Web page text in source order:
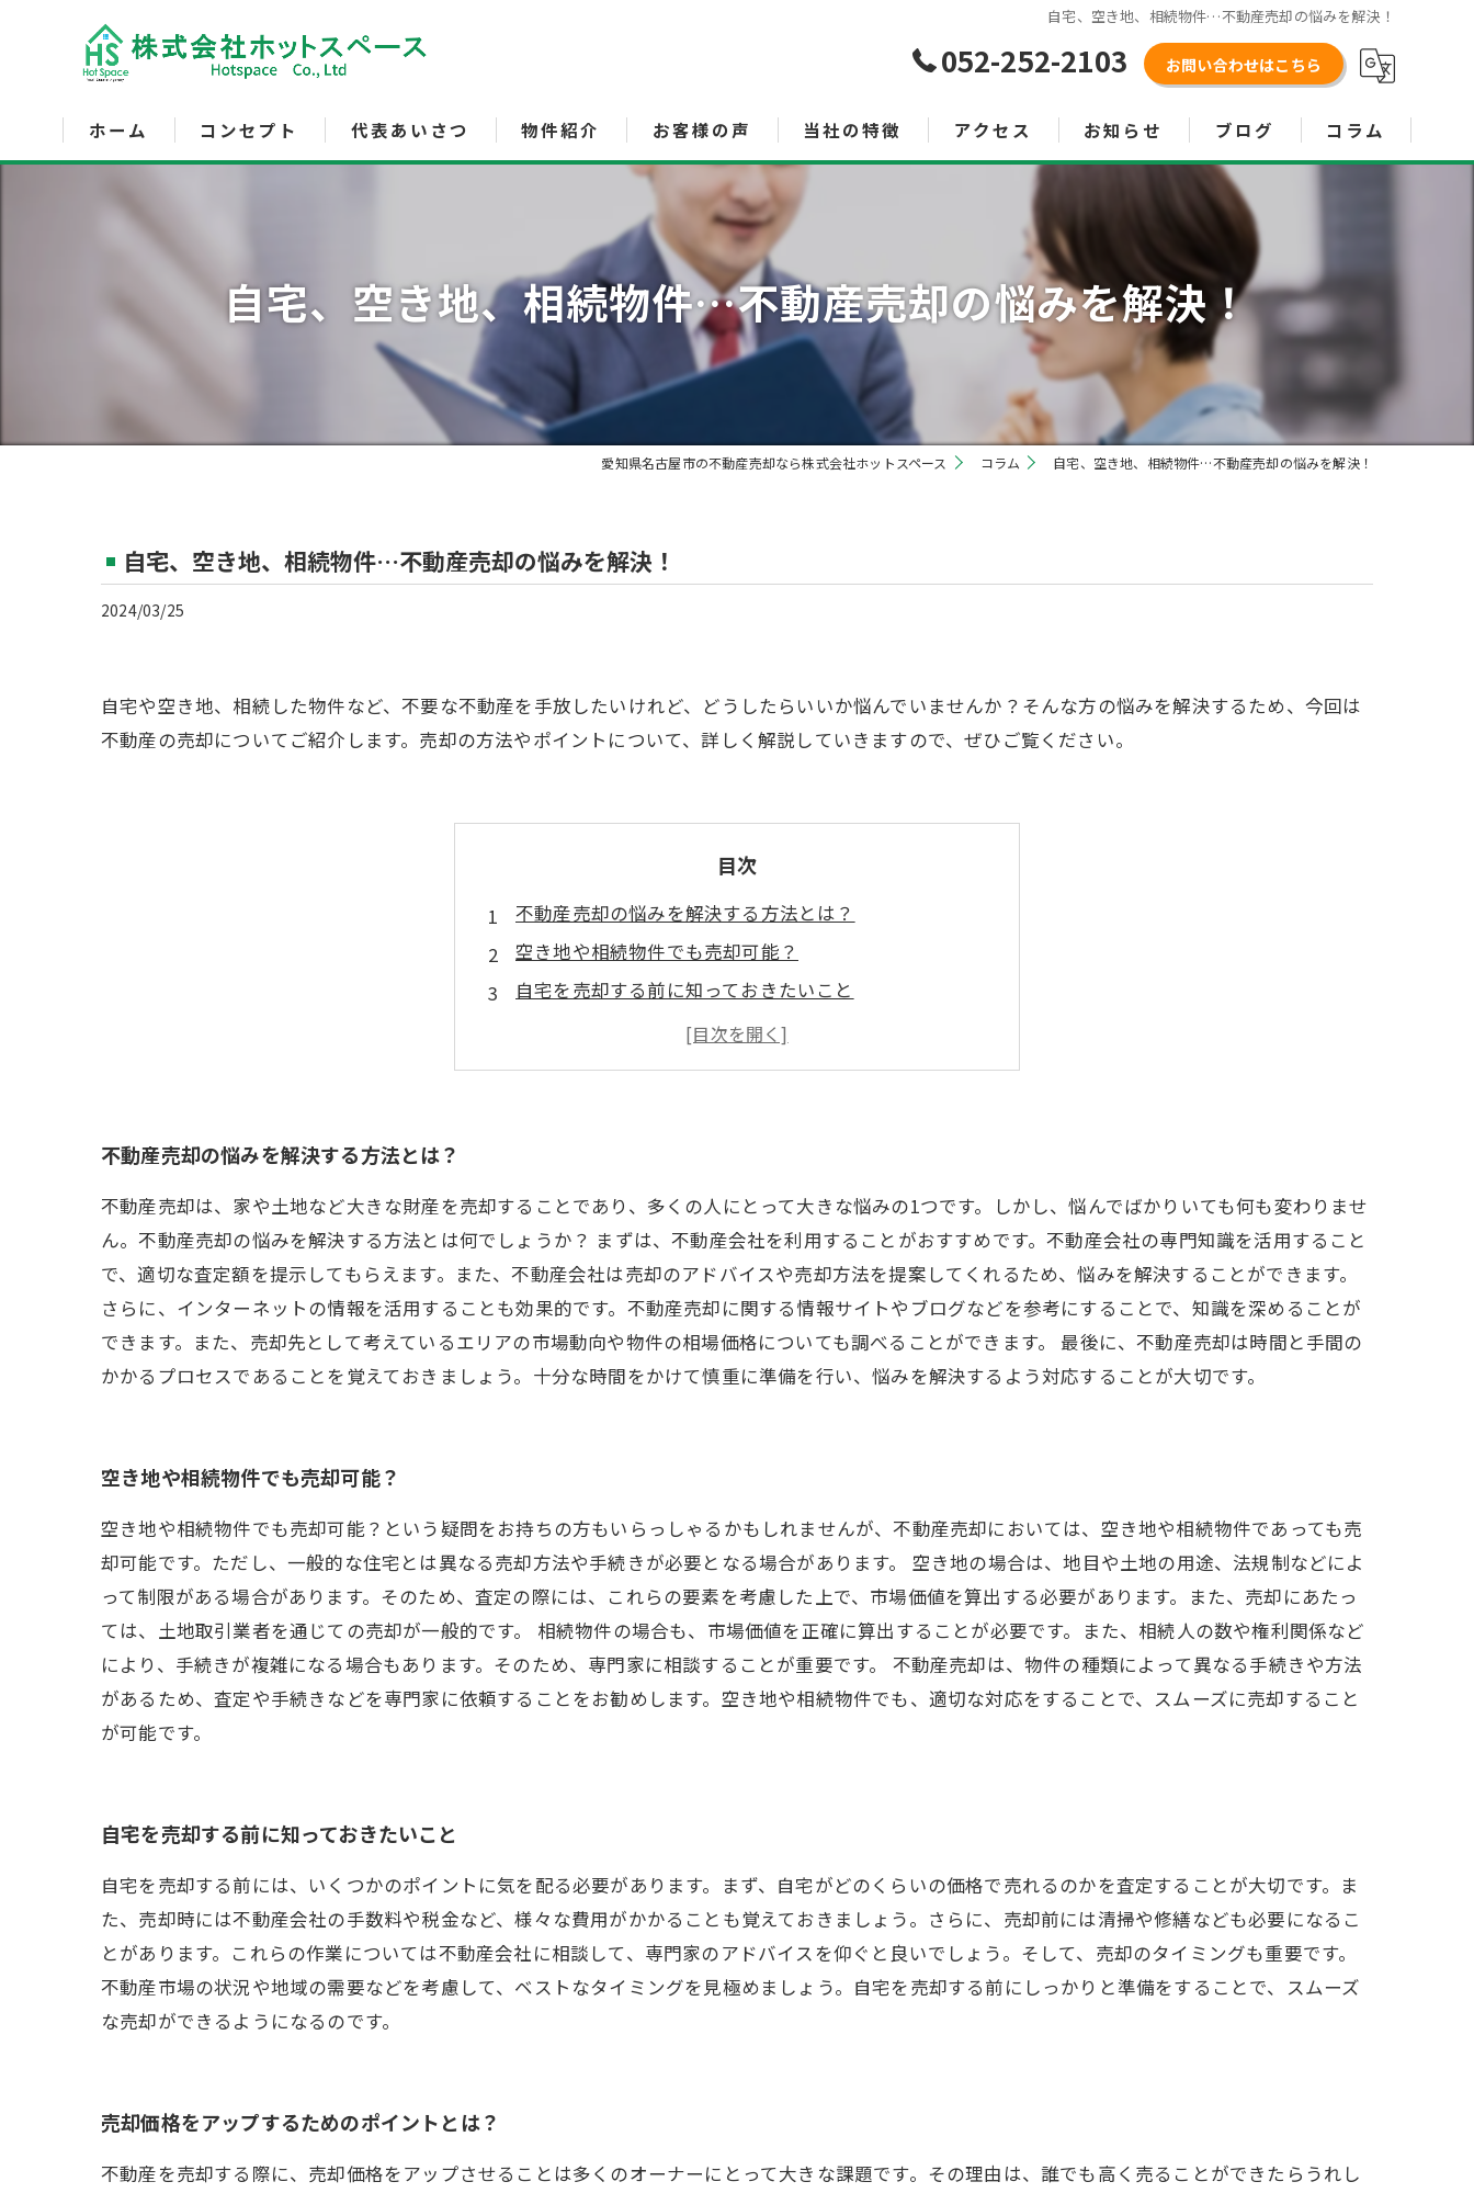
自宅、空き地、相続物件…不動産売却の悩みを解決！
052-252-2103 お問い合わせはこちら
ホーム コンセプト 代表あいさつ 物件紹介 お客様の声 当社の特徴
売買
空き家管理サービス
土地
相続
アクセス お知らせ ブログ コラム
自宅、空き地、相続物件…不動産売却の悩みを解決！
愛知県名古屋市の不動産売却なら株式会社ホットスペース コラム 自宅、空き地、相続物件…不動産売却の悩みを解決！
自宅、空き地、相続物件…不動産売却の悩みを解決！
2024/03/25
自宅や空き地、相続した物件など、不要な不動産を手放したいけれど、どうしたらいいか悩んでいませんか？そんな方の悩みを解決するため、今回は
不動産の売却についてご紹介します。売却の方法やポイントについて、詳しく解説していきますので、ぜひご覧ください。
目次
不動産売却の悩みを解決する方法とは？
空き地や相続物件でも売却可能？
自宅を売却する前に知っておきたいこと
売却価格をアップするためのポイントとは？
不動産売却の手続きは煩雑？スムーズに進める方法とは
不動産売却の悩みを解決する方法とは？
不動産売却は、家や土地など大きな財産を売却することであり、多くの人にとって大きな悩みの1つです。しかし、悩んでばかりいても何も変わりませ
ん。不動産売却の悩みを解決する方法とは何でしょうか？ まずは、不動産会社を利用することがおすすめです。不動産会社の専門知識を活用すること
で、適切な査定額を提示してもらえます。また、不動産会社は売却のアドバイスや売却方法を提案してくれるため、悩みを解決することができます。
さらに、インターネットの情報を活用することも効果的です。不動産売却に関する情報サイトやブログなどを参考にすることで、知識を深めることが
できます。また、売却先として考えているエリアの市場動向や物件の相場価格についても調べることができます。 最後に、不動産売却は時間と手間の
かかるプロセスであることを覚えておきましょう。十分な時間をかけて慎重に準備を行い、悩みを解決するよう対応することが大切です。
空き地や相続物件でも売却可能？
空き地や相続物件でも売却可能？という疑問をお持ちの方もいらっしゃるかもしれませんが、不動産売却においては、空き地や相続物件であっても売
却可能です。ただし、一般的な住宅とは異なる売却方法や手続きが必要となる場合があります。 空き地の場合は、地目や土地の用途、法規制などによ
って制限がある場合があります。そのため、査定の際には、これらの要素を考慮した上で、市場価値を算出する必要があります。また、売却にあたっ
ては、土地取引業者を通じての売却が一般的です。 相続物件の場合も、市場価値を正確に算出することが必要です。また、相続人の数や権利関係など
により、手続きが複雑になる場合もあります。そのため、専門家に相談することが重要です。 不動産売却は、物件の種類によって異なる手続きや方法
があるため、査定や手続きなどを専門家に依頼することをお勧めします。空き地や相続物件でも、適切な対応をすることで、スムーズに売却すること
が可能です。
自宅を売却する前に知っておきたいこと
自宅を売却する前には、いくつかのポイントに気を配る必要があります。まず、自宅がどのくらいの価格で売れるのかを査定することが大切です。ま
た、売却時には不動産会社の手数料や税金など、様々な費用がかかることも覚えておきましょう。さらに、売却前には清掃や修繕なども必要になるこ
とがあります。これらの作業については不動産会社に相談して、専門家のアドバイスを仰ぐと良いでしょう。そして、売却のタイミングも重要です。
不動産市場の状況や地域の需要などを考慮して、ベストなタイミングを見極めましょう。自宅を売却する前にしっかりと準備をすることで、スムーズ
な売却ができるようになるのです。
売却価格をアップするためのポイントとは？
不動産を売却する際に、売却価格をアップさせることは多くのオーナーにとって大きな課題です。その理由は、誰でも高く売ることができたらうれし